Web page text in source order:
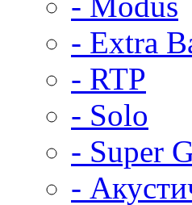
- Extra
- RTP
- Solo
- Super
-